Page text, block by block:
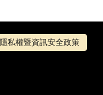
隱私權暨資訊安全政策